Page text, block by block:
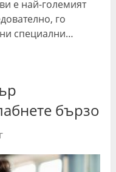
е най-големият
го
специални…
бързо